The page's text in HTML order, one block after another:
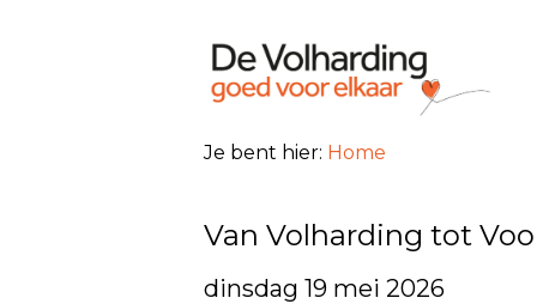
Je bent hier: Home
Van Volharding tot
dinsdag 19 mei 2026